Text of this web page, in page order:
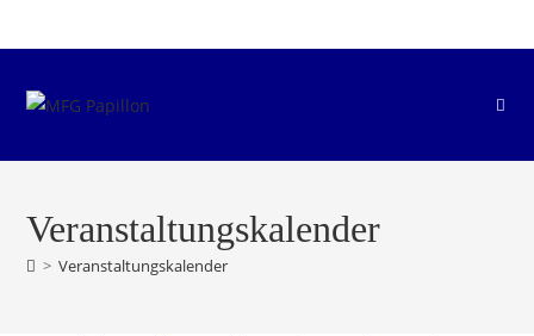
Inhalt
Veranstaltungskalender
> Veranstaltungskalender